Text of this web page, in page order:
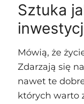
Sztuka
Mówią, że
Zdarzają się
nawet te
których warto